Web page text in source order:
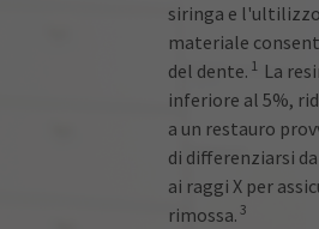
siringa e l'ultilizzo
materiale
del dente. 1 La
inferiore al 5%,
a un restauro
di differenziarsi
ai raggi X per
rimossa. 3